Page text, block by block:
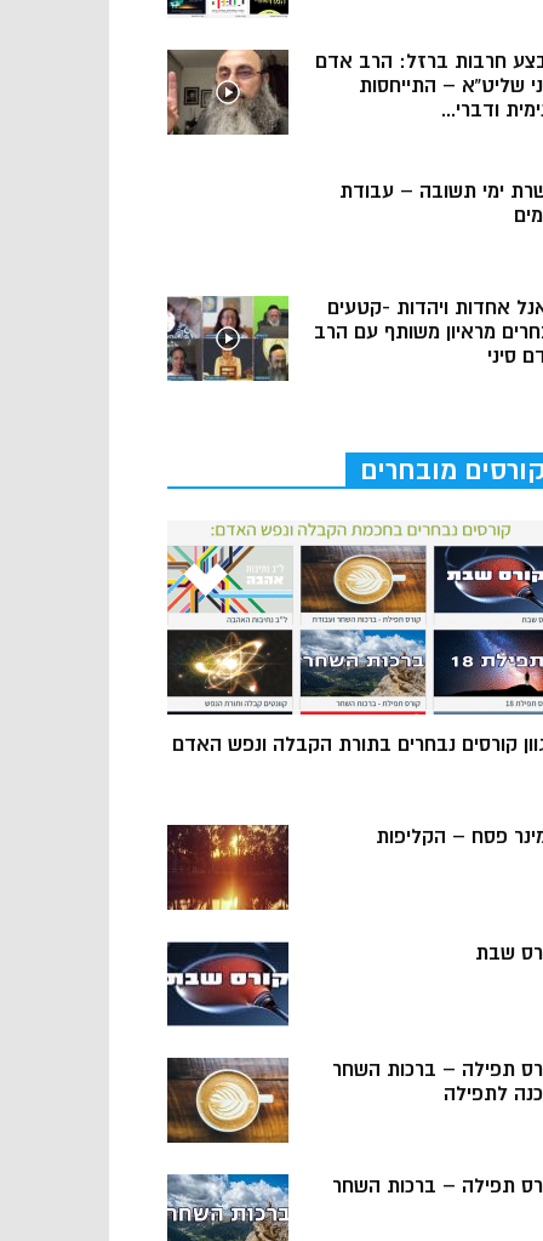
חרבות ברזל: הרב אדם
שליט”א – התייחסות
ודברי...
ימי תשובה – עבודת
אחדות ויהדות -קטעים
מראיון משותף עם הרב
סיני
קורסים מובחרים
קורסים נבחרים בתורת הקבלה ונפש האדם
פסח – הקליפות
שבת
תפילה – ברכות השחר
לתפילה
תפילה – ברכות השחר